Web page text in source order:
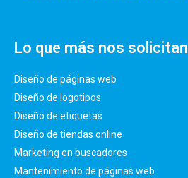
Lo que más nos solicitan
Diseño de páginas web
Diseño de logotipos
Diseño de etiquetas
Diseño de tiendas online
Marketing en buscadores
Mantenimiento de páginas web